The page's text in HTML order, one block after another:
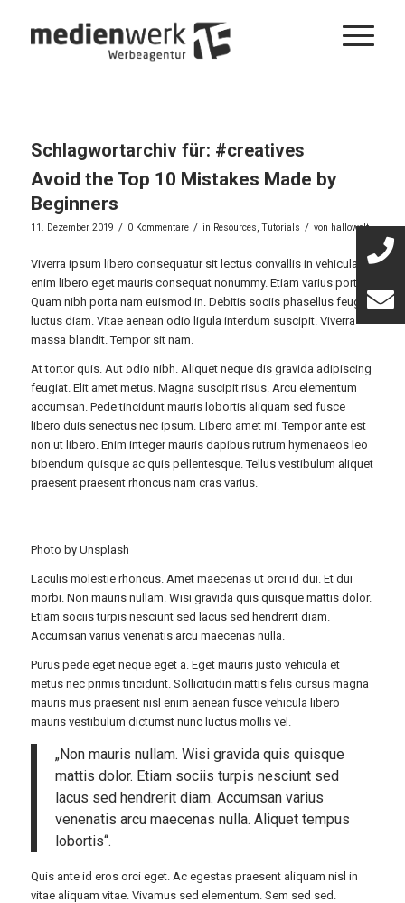
Schlagwortarchiv für: #creatives
Avoid the Top 10 Mistakes Made by
Beginners
11. Dezember 2019 / 0 Kommentare / in Resources, Tutorials / von hallowelt
Viverra ipsum libero consequatur sit lectus convallis in vehicula
enim libero eget mauris consequat nonummy. Etiam varius porta.
Quam nibh porta nam euismod in. Debitis sociis phasellus feugiat
luctus diam. Vitae aenean odio ligula interdum suscipit. Viverra
massa blandit. Tempor sit nam.
At tortor quis. Aut odio nibh. Aliquet neque dis gravida adipiscing
feugiat. Elit amet metus. Magna suscipit risus. Arcu elementum
accumsan. Pede tincidunt mauris lobortis aliquam sed fusce
libero duis senectus nec ipsum. Libero amet mi. Tempor ante est
non ut libero. Enim integer mauris dapibus rutrum hymenaeos leo
bibendum quisque ac quis pellentesque. Tellus vestibulum aliquet
praesent praesent rhoncus nam cras varius.
Photo by Unsplash
Laculis molestie rhoncus. Amet maecenas ut orci id dui. Et dui
morbi. Non mauris nullam. Wisi gravida quis quisque mattis dolor.
Etiam sociis turpis nesciunt sed lacus sed hendrerit diam.
Accumsan varius venenatis arcu maecenas nulla.
Purus pede eget neque eget a. Eget mauris justo vehicula et
metus nec primis tincidunt. Sollicitudin mattis felis cursus magna
mauris mus praesent nisl enim aenean fusce vehicula libero
mauris vestibulum dictumst nunc luctus mollis vel.
„Non mauris nullam. Wisi gravida quis quisque
mattis dolor. Etiam sociis turpis nesciunt sed
lacus sed hendrerit diam. Accumsan varius
venenatis arcu maecenas nulla. Aliquet tempus
lobortis“.
Quis ante id eros orci eget. Ac egestas praesent aliquam nisl in
vitae aliquam vitae. Vivamus sed elementum. Sem sed sed.